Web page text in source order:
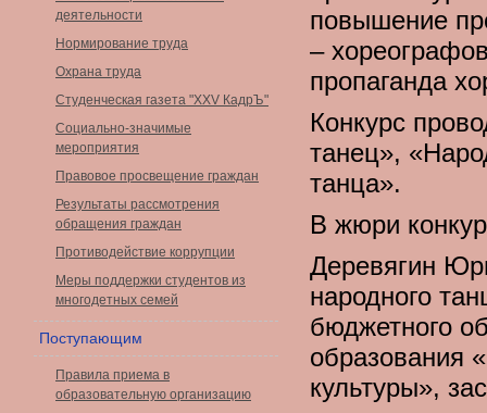
деятельности
Нормирование труда
Охрана труда
Студенческая газета "XXV КадрЪ"
Социально-значимые
мероприятия
Правовое просвещение граждан
Результаты рассмотрения
обращения граждан
Противодействие коррупции
Меры поддержки студентов из
многодетных семей
Поступающим
Правила приема в
образовательную организацию
повышение
–
пропаганда
Конкурс
танец»,
танца».
В жюри
Деревягин
народного
бюджетного
образования
культуры»,